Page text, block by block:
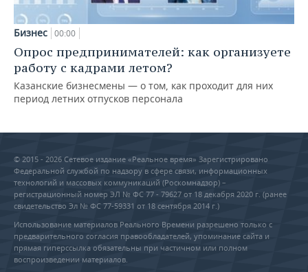
Бизнес 00:00
Опрос предпринимателей: как организуете
работу с кадрами летом?
Казанские бизнесмены — о том, как проходит для них
период летних отпусков персонала
© 2015 - 2026 Сетевое издание «Реальное время» Зарегистрировано
Федеральной службой по надзору в сфере связи, информационных
технологий и массовых коммуникаций (Роскомнадзор) –
регистрационный номер ЭЛ № ФС 77 - 79627 от 18 декабря 2020 г. (ранее
свидетельство Эл № ФС 77-59331 от 18 сентября 2014 г.)
Использование материалов Реального Времени разрешено только с
предварительного согласия правообладателей, упоминание сайта и
прямая гиперссылка обязательны при частичном или полном
воспроизведении материалов.